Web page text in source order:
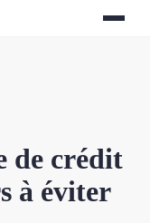
de crédit
à éviter